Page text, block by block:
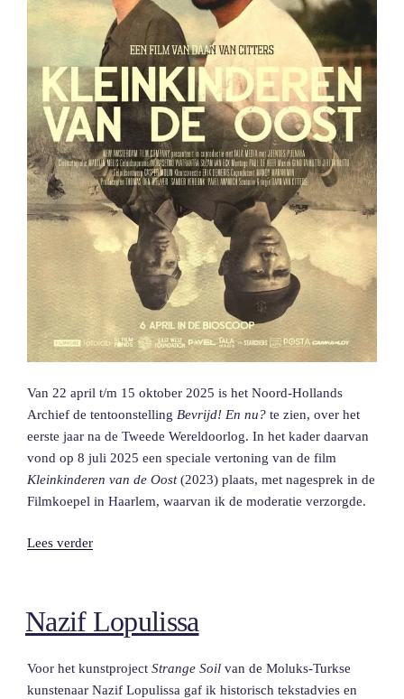
Van 22 april t/m 15 oktober 2025 is het Noord-Hollands
Archief de tentoonstelling Bevrijd! En nu? te zien, over het
eerste jaar na de Tweede Wereldoorlog. In het kader daarvan
vond op 8 juli 2025 een speciale vertoning van de film
Kleinkinderen van de Oost(2023) plaats, met nagesprek in de
Filmkoepel in Haarlem, waarvan ik de moderatie verzorgde.
Lees verder“Noord-
Nazif Lopulissa
Voor het kunstproject Strange Soil van de Moluks-Turkse
kunstenaar Nazif Lopulissa gaf ik historisch tekstadvies en